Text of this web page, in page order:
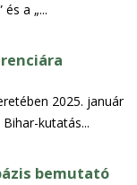
a „...
2025. január
kutatás...
bemutató